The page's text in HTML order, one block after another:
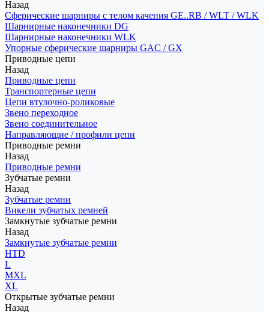
Назад
Сферические шарниры с телом качения GE..RB / WLT / WLK
Шарнирные наконечники DG
Шарнирные наконечники WLK
Упорные сферические шарниры GAC / GX
Приводные цепи
Назад
Приводные цепи
Транспортерные цепи
Цепи втулочно-роликовые
Звено переходное
Звено соединительное
Направляющие / профили цепи
Приводные ремни
Назад
Приводные ремни
Зубчатые ремни
Назад
Зубчатые ремни
Викели зубчатых ремней
Замкнутые зубчатые ремни
Назад
Замкнутые зубчатые ремни
HTD
L
MXL
XL
Открытые зубчатые ремни
Назад